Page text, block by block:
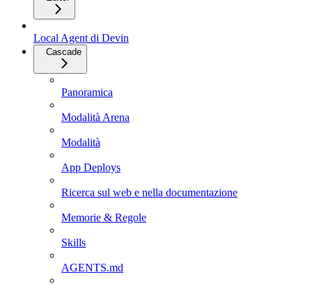
Local Agent di Devin
Cascade
Panoramica
Modalità Arena
Modalità
App Deploys
Ricerca sul web e nella documentazione
Memorie & Regole
Skills
AGENTS.md